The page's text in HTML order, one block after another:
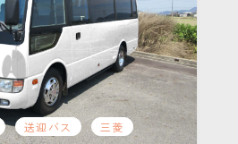
送迎バス 三菱